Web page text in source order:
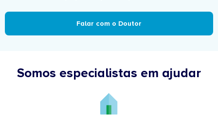
Falar com o Doutor
Somos especialistas em ajudar